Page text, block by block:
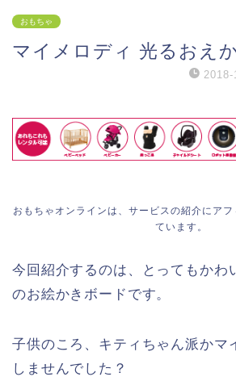
おもちゃ
マイメロディ 光るおえ
2018-
おもちゃオンラインは、サービスの紹介にア
ています。
今回紹介するのは、とってもかわ
のお絵かきボードです。
子供のころ、キティちゃん派かマ
しませんでした？